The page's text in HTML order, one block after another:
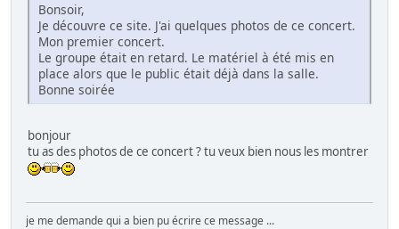
Bonsoir,
Je découvre ce site. J'ai quelques photos de ce concert.
Mon premier concert.
Le groupe était en retard. Le matériel à été mis en
place alors que le public était déjà dans la salle.
Bonne soirée
bonjour
tu as des photos de ce concert ? tu veux bien nous les montrer
je me demande qui a bien pu écrire ce message ...